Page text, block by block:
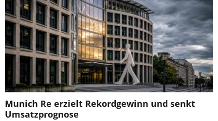
Munich Re erzielt Rekordgewinn und senkt
Umsatzprognose